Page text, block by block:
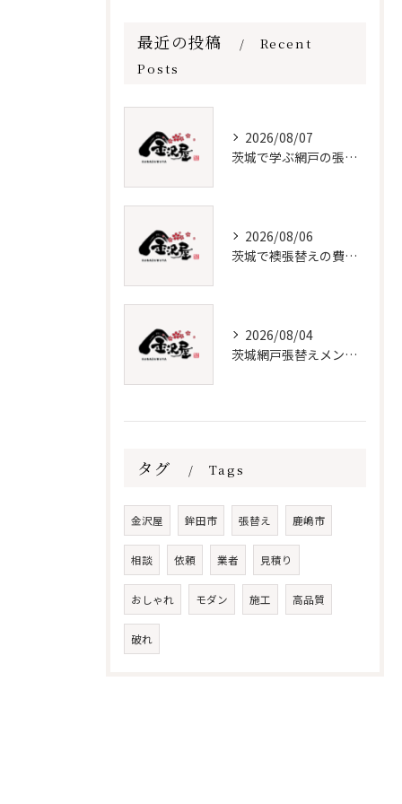
最近の投稿
Recent
Posts
2026/08/07
茨城で学ぶ網戸の張替えと保守法
2026/08/06
茨城で襖張替えの費用と時期を解説
2026/08/04
茨城網戸張替えメンテナンス必須知識
タグ Tags
金沢屋 鉾田市 張替え 鹿嶋市
相談 依頼 業者 見積り
おしゃれ モダン 施工 高品質
破れ